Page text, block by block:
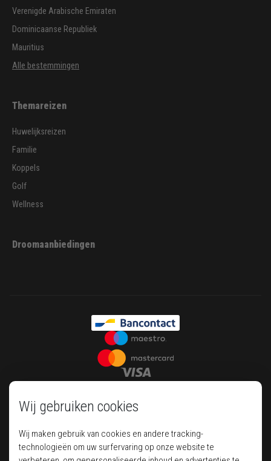
Wij gebruiken cookies
Wij maken gebruik van cookies en andere tracking-
technologieën om uw surfervaring op onze website te
Verenigde Arabische Emiraten
Dominicaanse Republiek
Mauritius
Alle bestemmingen
Themareizen
Huwelijksreizen
Familie
Koppels
Golf
Wellness
Droomaanbiedingen